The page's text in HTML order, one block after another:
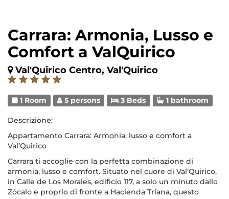
Carrara: Armonia, Lusso e
Comfort a ValQuirico
Val'Quirico Centro, Val'Quirico
1 Room 5 persons 3 Beds 1 bathroom
Descrizione:
Appartamento Carrara: Armonia, lusso e comfort a
Val’Quirico
Carrara ti accoglie con la perfetta combinazione di
armonia, lusso e comfort. Situato nel cuore di Val’Quirico,
in Calle de Los Morales, edificio 117, a solo un minuto dallo
Zócalo e proprio di fronte a Hacienda Triana, questo